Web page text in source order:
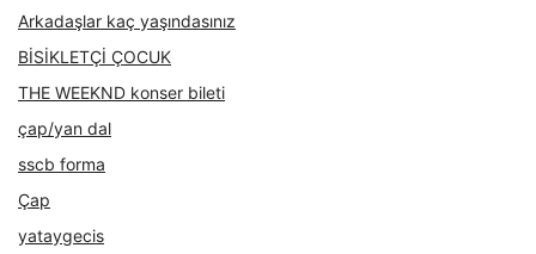
Arkadaşlar kaç yaşındasınız
BİSİKLETÇİ ÇOCUK
THE WEEKND konser bileti
çap/yan dal
sscb forma
Çap
yataygecis